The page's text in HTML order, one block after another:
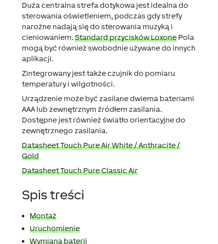
Duża centralna strefa dotykowa jest idealna do
sterowania oświetleniem, podczas gdy strefy
narożne nadają się do sterowania muzyką i
cieniowaniem. Standard przycisków LoxonePola
mogą być również swobodnie używane do innych
aplikacji.
Zintegrowany jest także czujnik do pomiaru
temperatury i wilgotności.
Urządzenie może być zasilane dwiema bateriami
AAA lub zewnętrznym źródłem zasilania.
Dostępne jest również światło orientacyjne do
zewnętrznego zasilania.
Datasheet Touch Pure Air White /Anthracite /
Gold
Datasheet Touch Pure Classic Air
Spis treści
Montaż
Uruchomienie
Wymiana baterii